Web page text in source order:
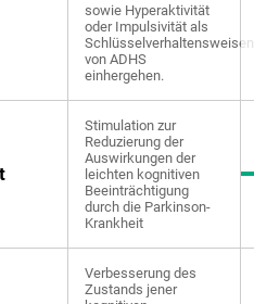
sowie Hyperaktivität
oder Impulsivität als
Schlüsselverhaltensweisen
von ADHS
einhergehen.
Stimulation zur
Reduzierung der
Auswirkungen der
leichten kognitiven
Beeinträchtigung
durch die Parkinson-
Krankheit
Verbesserung des
Zustands jener